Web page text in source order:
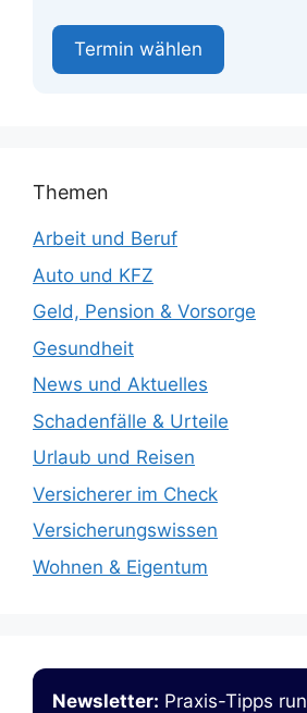
Termin wählen
Themen
Arbeit und Beruf
Auto und KFZ
Geld, Pension & Vorsorge
Gesundheit
News und Aktuelles
Schadenfälle & Urteile
Urlaub und Reisen
Versicherer im Check
Versicherungswissen
Wohnen & Eigentum
Newsletter: Praxis-Tipps